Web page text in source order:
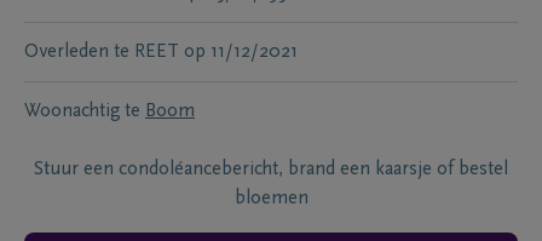
Overleden te REET op 11/12/2021
Woonachtig te Boom
Stuur een condoléancebericht, brand een kaarsje of bestel
bloemen